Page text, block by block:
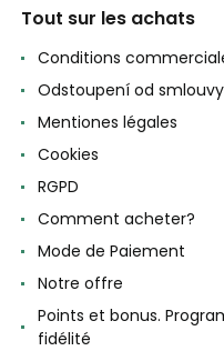
Tout sur les achats
Conditions
Odstoupení od smlouvy
Mentiones légales
Cookies
RGPD
Comment acheter?
Mode de Paiement
Notre offre
Points et bonus.
fidélité